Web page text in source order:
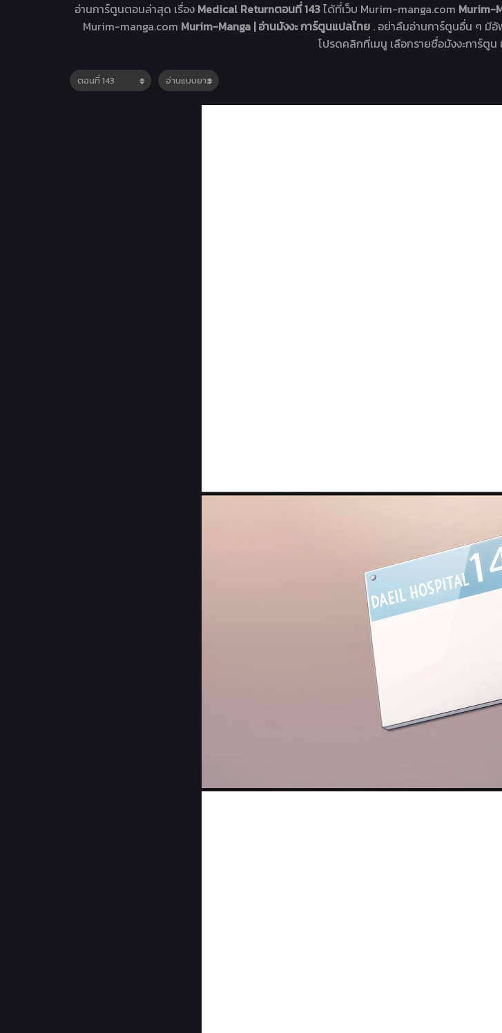
อ่านการ์ตูนตอนล่าสุด เรื่อง Medical Returnตอนที่ 143ได้ที่เว็บ Murim-manga.com Murim-
Murim-manga.com Murim-Manga | อ่านมังงะ การ์ตูนแปลไทย . อย่าลืมอ่านการ์ตูนอื่น ๆ มีอั
โปรดคลิกที่เมนู เลือกรายชื่อมังงะการ์ตูน